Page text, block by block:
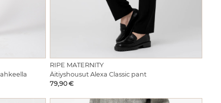
RIPE MATERNITY
Äitiyshousut Alexa Classic pant
Hinta
79,90 €